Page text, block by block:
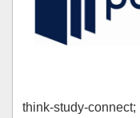
think-study-